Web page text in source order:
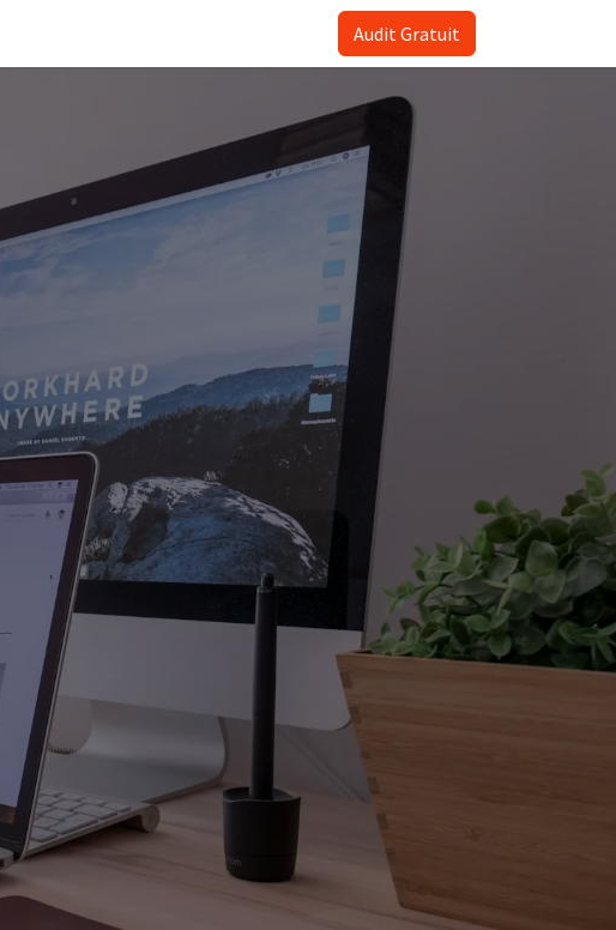
Audit Gratuit